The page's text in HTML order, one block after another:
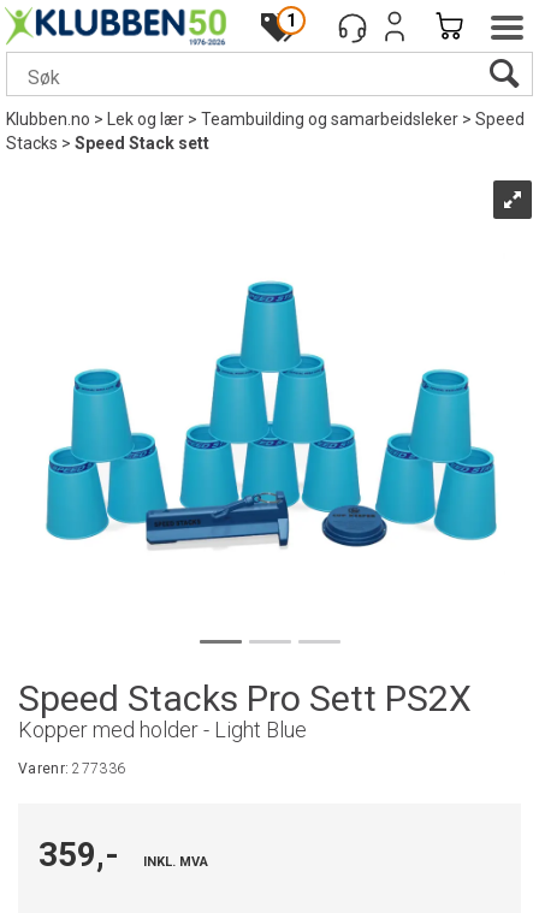
1
Klubben.no> Lek og lær>Teambuilding og samarbeidsleker>Speed
Stacks>Speed Stack sett
Speed Stacks Pro Sett PS2X
Kopper med holder - Light Blue
Varenr:277336
359,- INKL. MVA